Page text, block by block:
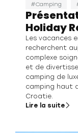
Camping
Holiday
Les vacances
recherchent
complexe
et de
camping de
camping haut
Croatie.
Lire la suite